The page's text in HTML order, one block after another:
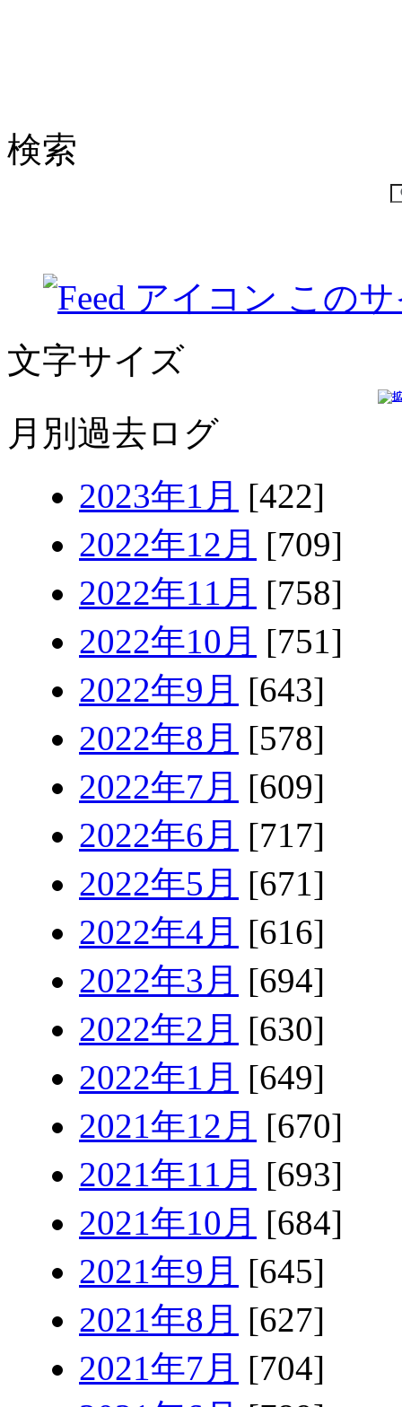
検索
この
文字サイズ
月別過去ログ
2023年1月 [422]
2022年12月 [709]
2022年11月 [758]
2022年10月 [751]
2022年9月 [643]
2022年8月 [578]
2022年7月 [609]
2022年6月 [717]
2022年5月 [671]
2022年4月 [616]
2022年3月 [694]
2022年2月 [630]
2022年1月 [649]
2021年12月 [670]
2021年11月 [693]
2021年10月 [684]
2021年9月 [645]
2021年8月 [627]
2021年7月 [704]